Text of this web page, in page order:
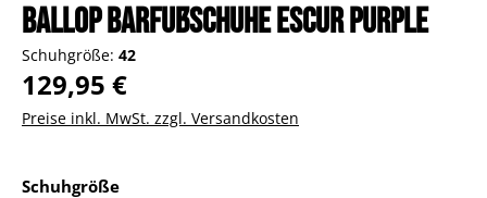
BALLOP Barfußschuhe Escur purple
Schuhgröße: 42
Regulärer Preis:
129,95 €
Preise inkl. MwSt. zzgl. Versandkosten
Schuhgrößeauswählen